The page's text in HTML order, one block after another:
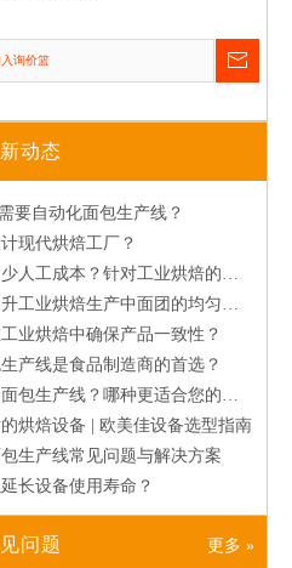
询价篮
动态
如何将日产能提升至10万个？
实现卓越自动化
要自动化面包生产线？
现代烘焙工厂？
工成本？针对工业烘焙的分析
焙生产中面团的均匀度与稳定性？
业烘焙中确保产品一致性？
产线是食品制造商的首选？
生产线？哪种更适合您的工厂？
烘焙设备 | 欧美佳设备选型指南
生产线常见问题与解决方案
长设备使用寿命？
商业烘焙选型的决策框架指南
的自动化面包生产线？
须使用“同一种语言”？
问题 更多 »
生产场地及冷却需求来定制螺旋